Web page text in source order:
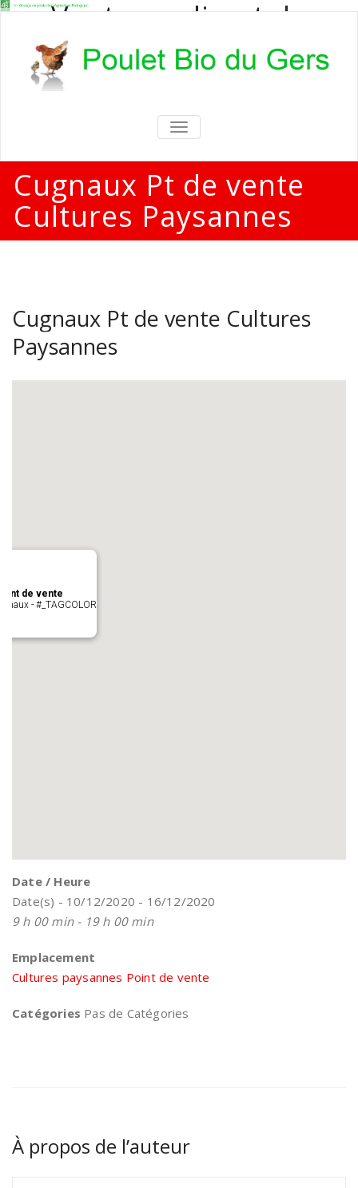
Vente en direct de
poulets bio
Vente en direct de poulets bio aux
particuliers et professionnels
TOGGLE
NAVIGATION
Cugnaux Pt de vente
Cultures Paysannes
Cugnaux Pt de vente Cultures
Paysannes
de vente
- #_TAGCOLOR
Date / Heure
Date(s) - 10/12/2020 - 16/12/2020
9 h 00 min - 19 h 00 min
Emplacement
Cultures paysannes Point de vente
Catégories Pas de Catégories
À propos de l’auteur